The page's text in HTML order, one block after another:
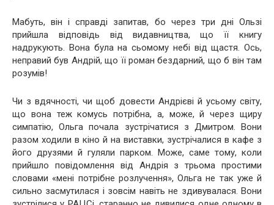
Мабуть, він і справді запитав, бо через три дні Ользі
прийшла відповідь від видавництва, що її книгу
надрукують. Вона була на сьомому небі від щастя. Ось,
неправий був Андрій, що її роман бездарний, що б він там
розумів!
Чи з вдячності, чи щоб довести Андрієві й усьому світу,
що вона теж комусь потрібна, а, може, й через щиру
симпатію, Ольга почала зустрічатися з Дмитром. Вони
разом ходили в кіно й на виставки, зустрічалися в кафе з
його друзями й гуляли парком. Може, саме тому, коли
прийшло повідомлення від Андрія з трьома простими
словами «мені потрібне розлучення», Ольга не так уже й
сильно засмутилася і зовсім навіть не здивувалася. Вони